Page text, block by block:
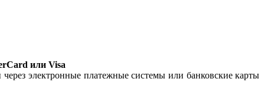
или Visa
электронные платежные системы или банковские